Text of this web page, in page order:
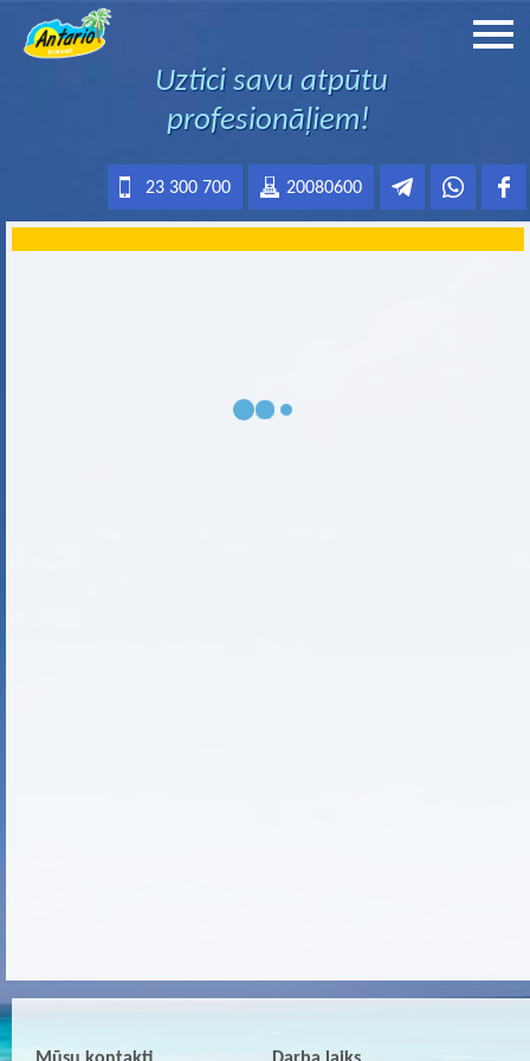
Uztici savu atpūtu
profesionāļiem!
20080600
23 300 700